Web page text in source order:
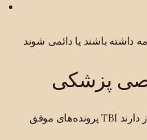
پزشکی